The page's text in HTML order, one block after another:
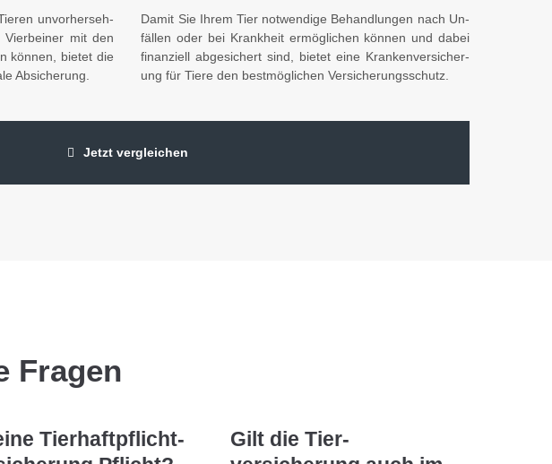
un­vor­her­seh­
mit den
können, bietet die
Absicherung.
Damit Sie Ihrem Tier not­wendige Be­hand­lungen nach Un­
fällen oder bei Krank­heit er­mög­lichen können und dabei
finanziell ab­ge­sichert sind, bietet eine Kranken­ver­sicher­
ung für Tiere den best­mög­lichen Ver­sicherungs­schutz.
Jetzt vergleichen
Fragen
Tierhaftpflicht­
Gilt die Tier­